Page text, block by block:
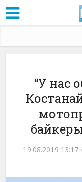
“У нас
19.08.2019 13:17